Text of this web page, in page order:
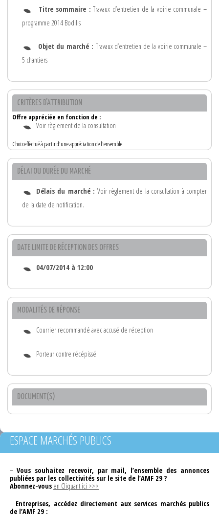
Titre sommaire : Travaux d’entretien de la voirie communale –
programme 2014 Bodilis
Objet du marché : Travaux d’entretien de la voirie communale –
5 chantiers
CRITÈRES D'ATTRIBUTION
Offre appréciée en fonction de :
Voir règlement de la consultation
Choix effectué à partir d'une appréciation de l'ensemble
DÉLAI OU DURÉE DU MARCHÉ
Délais du marché : Voir règlement de la consultation à compter
de la date de notification.
DATE LIMITE DE RÉCEPTION DES OFFRES
04/07/2014 à 12:00
MODALITÉS DE RÉPONSE
Courrier recommandé avec accusé de réception
Porteur contre récépissé
DOCUMENT(S)
ESPACE MARCHÉS PUBLICS
– Vous souhaitez recevoir, par mail, l’ensemble des annonces
publiées par les collectivités sur le site de l’AMF 29 ?
Abonnez-vous en Cliquant ici >>>
– Entreprises, accédez directement aux services marchés publics
de l’AMF 29 :